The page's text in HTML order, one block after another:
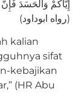
(رواه ابوداود)
kalian
sifat
kebajikan
(HR Abu